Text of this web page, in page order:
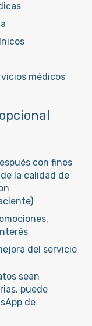
médicos
con fines
la calidad de
del servicio
sean
puede
de